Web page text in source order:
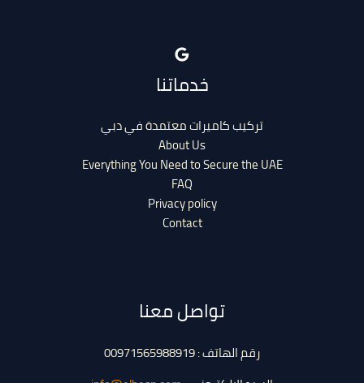
خدماتنا
تركيب كاميرات معتمدة في دبي
About Us
Everything You Need to Secure the UAE
FAQ
Privacy policy
Contact
تواصل معنا
رقم الهاتف : 00971565988919